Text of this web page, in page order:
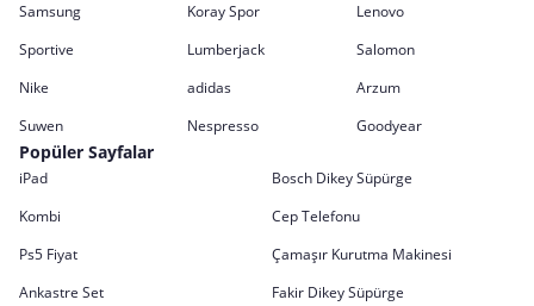
Samsung
Koray Spor
Lenovo
Sportive
Lumberjack
Salomon
Nike
adidas
Arzum
Suwen
Nespresso Goodyear
Popüler Sayfalar
iPad
Bosch Dikey Süpürge
Kombi
Cep Telefonu
Ps5 Fiyat
Çamaşır Kurutma Makinesi
Ankastre Set
Fakir Dikey Süpürge